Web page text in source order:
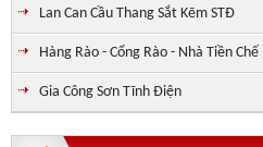
Lan Can Cầu Thang Sắt Kẽm STĐ
Hàng Rào - Cổng Rào - Nhà Tiền Chế
Gia Công Sơn Tĩnh Điện